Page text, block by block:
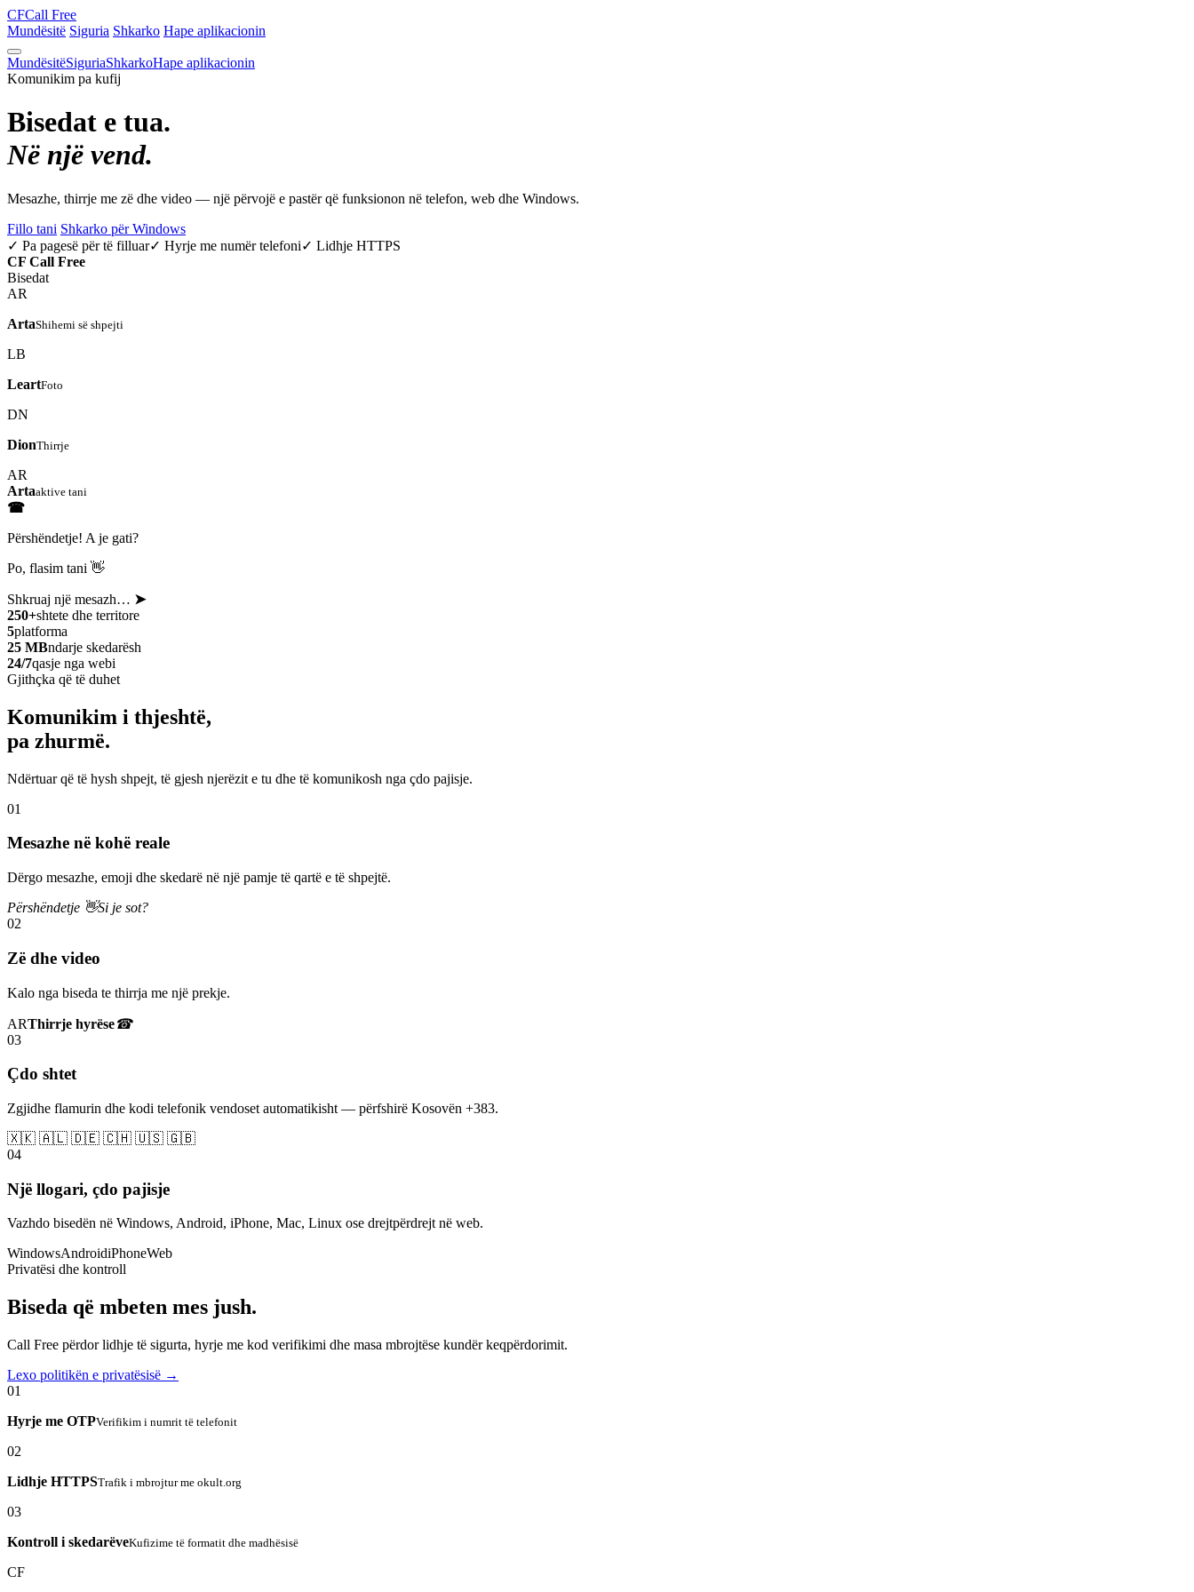
CFCall Free
Mundësitë Siguria Shkarko Hape aplikacionin
MundësitëSiguriaShkarkoHape aplikacionin
Komunikim pa kufij
Bisedat e tua.
Në një vend.
Mesazhe, thirrje me zë dhe video — një përvojë e pastër që funksionon në telefon, web dhe Windows.
Fillo tani Shkarko për Windows
✓ Pa pagesë për të filluar✓ Hyrje me numër telefoni✓ Lidhje HTTPS
CF Call Free
Bisedat
AR
ArtaShihemi së shpejti
LB
LeartFoto
DN
DionThirrje
AR
Artaaktive tani
☎
Përshëndetje! A je gati?
Po, flasim tani 👋
Shkruaj një mesazh… ➤
250+shtete dhe territore
5platforma
25 MBndarje skedarësh
24/7qasje nga webi
Gjithçka që të duhet
Komunikim i thjeshtë,
pa zhurmë.
Ndërtuar që të hysh shpejt, të gjesh njerëzit e tu dhe të komunikosh nga çdo pajisje.
01
Mesazhe në kohë reale
Dërgo mesazhe, emoji dhe skedarë në një pamje të qartë e të shpejtë.
Përshëndetje 👋Si je sot?
02
Zë dhe video
Kalo nga biseda te thirrja me një prekje.
ARThirrje hyrëse☎
03
Çdo shtet
Zgjidhe flamurin dhe kodi telefonik vendoset automatikisht — përfshirë Kosovën +383.
🇽🇰 🇦🇱 🇩🇪 🇨🇭 🇺🇸 🇬🇧
04
Një llogari, çdo pajisje
Vazhdo bisedën në Windows, Android, iPhone, Mac, Linux ose drejtpërdrejt në web.
WindowsAndroidiPhoneWeb
Privatësi dhe kontroll
Biseda që mbeten mes jush.
Call Free përdor lidhje të sigurta, hyrje me kod verifikimi dhe masa mbrojtëse kundër keqpërdorimit.
Lexo politikën e privatësisë →
01
Hyrje me OTPVerifikim i numrit të telefonit
02
Lidhje HTTPSTrafik i mbrojtur me okult.org
03
Kontroll i skedarëveKufizime të formatit dhe madhësisë
CF